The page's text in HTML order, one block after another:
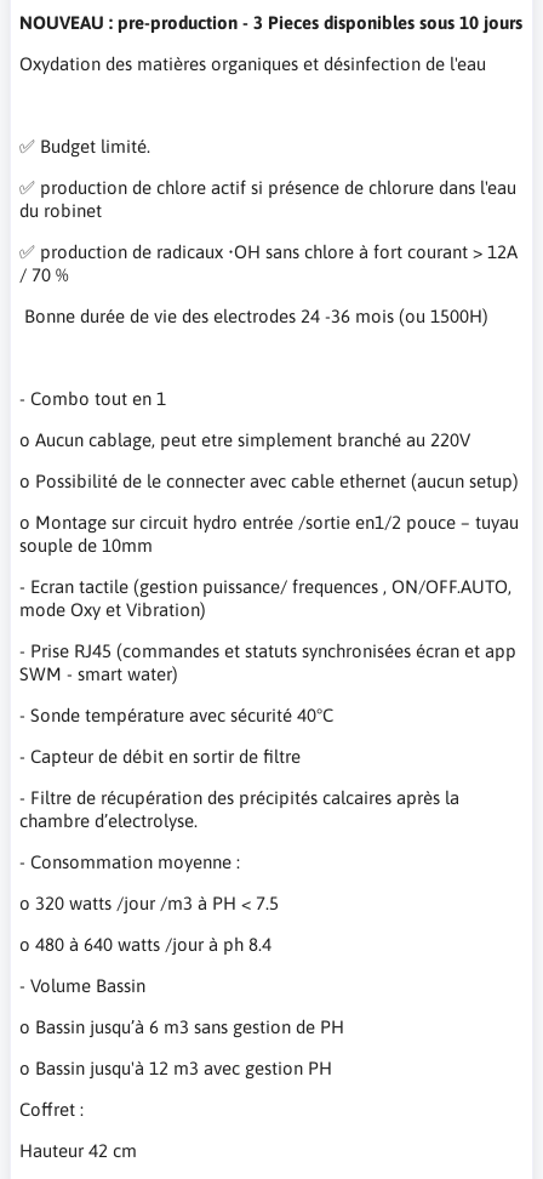
NOUVEAU : pre-production - 3 Pieces disponibles sous 10 jours
Oxydation des matières organiques et désinfection de l'eau
✅ Budget limité.
✅ production de chlore actif si présence de chlorure dans l'eau
du robinet
✅ production de radicaux •OH sans chlore à fort courant > 12A
/ 70 %
Bonne durée de vie des electrodes 24 -36 mois (ou 1500H)
- Combo tout en 1
o Aucun cablage, peut etre simplement branché au 220V
o Possibilité de le connecter avec cable ethernet (aucun setup)
o Montage sur circuit hydro entrée /sortie en1/2 pouce – tuyau
souple de 10mm
- Ecran tactile (gestion puissance/ frequences , ON/OFF.AUTO,
mode Oxy et Vibration)
- Prise RJ45 (commandes et statuts synchronisées écran et app
SWM - smart water)
- Sonde température avec sécurité 40°C
- Capteur de débit en sortir de filtre
- Filtre de récupération des précipités calcaires après la
chambre d’electrolyse.
- Consommation moyenne :
o 320 watts /jour /m3 à PH < 7.5
o 480 à 640 watts /jour à ph 8.4
- Volume Bassin
o Bassin jusqu’à 6 m3 sans gestion de PH
o Bassin jusqu'à 12 m3 avec gestion PH
Coffret :
Hauteur 42 cm